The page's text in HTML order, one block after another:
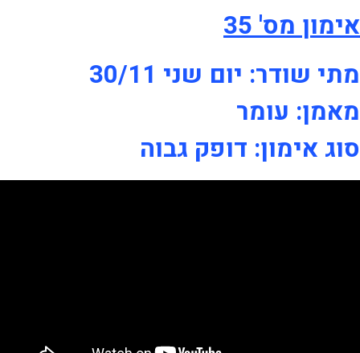
אימון מס' 35
מתי שודר: יום שני 30/11
מאמן: עומר
סוג אימון: דופק גבוה